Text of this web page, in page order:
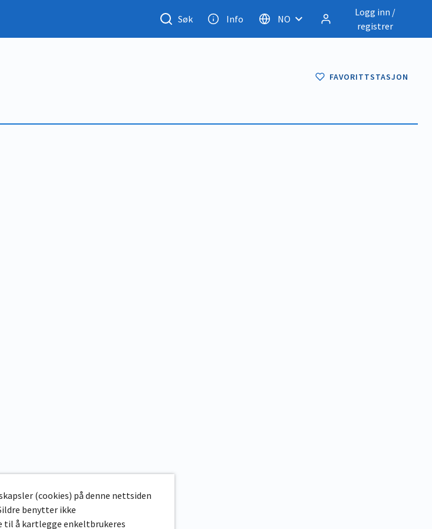
Søk Info NO
Logg inn /
registrer
FAVORITTSTASJON
(cookies) på denne nettsiden
benytter ikke
til å kartlegge enkeltbrukeres